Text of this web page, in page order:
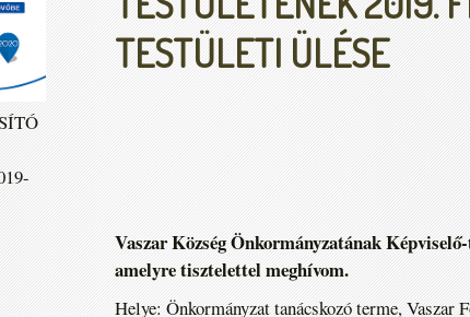
TESTÜLETI ÜLÉSE
Vaszar Község Önkormányzatának
amelyre tisztelettel meghívom.
Helye: Önkormányzat tanácskozó terme, Vaszar